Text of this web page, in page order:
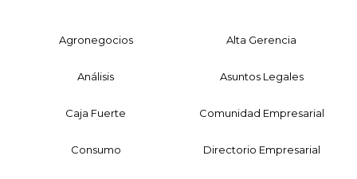
Agronegocios Alta Gerencia
Análisis Asuntos Legales
Caja Fuerte Comunidad Empresarial
Consumo Directorio Empresarial